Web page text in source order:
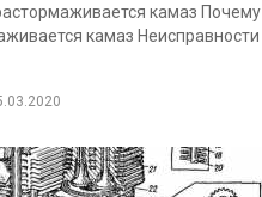
камаз Почему
камаз Неисправности